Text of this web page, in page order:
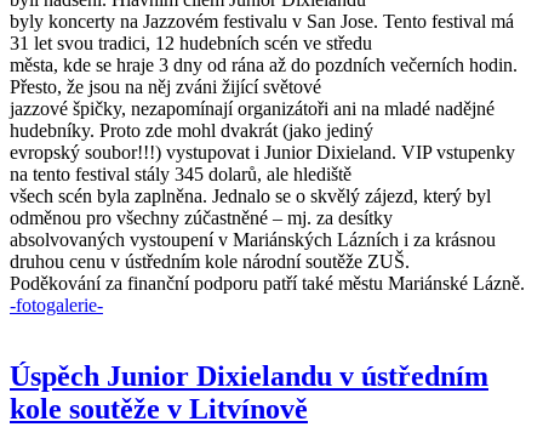
byly koncerty na Jazzovém festivalu v San Jose. Tento festival má
31 let svou tradici, 12 hudebních scén ve středu
města, kde se hraje 3 dny od rána až do pozdních večerních hodin.
Přesto, že jsou na něj zváni žijící světové
jazzové špičky, nezapomínají organizátoři ani na mladé nadějné
hudebníky. Proto zde mohl dvakrát (jako jediný
evropský soubor!!!) vystupovat i Junior Dixieland. VIP vstupenky
na tento festival stály 345 dolarů, ale hlediště
všech scén byla zaplněna. Jednalo se o skvělý zájezd, který byl
odměnou pro všechny zúčastněné – mj. za desítky
absolvovaných vystoupení v Mariánských Lázních i za krásnou
druhou cenu v ústředním kole národní soutěže ZUŠ.
Poděkování za finanční podporu patří také městu Mariánské Lázně.
-fotogalerie-
Úspěch Junior Dixielandu v ústředním
kole soutěže v Litvínově